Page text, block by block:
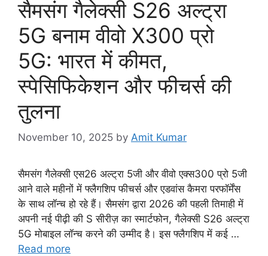
सैमसंग गैलेक्सी S26 अल्ट्रा
5G बनाम वीवो X300 प्रो
5G: भारत में कीमत,
स्पेसिफिकेशन और फीचर्स की
तुलना
November 10, 2025 by Amit Kumar
सैमसंग गैलेक्सी एस26 अल्ट्रा 5जी और वीवो एक्स300 प्रो 5जी
आने वाले महीनों में फ्लैगशिप फीचर्स और एडवांस कैमरा परफॉर्मेंस
के साथ लॉन्च हो रहे हैं। सैमसंग द्वारा 2026 की पहली तिमाही में
अपनी नई पीढ़ी की S सीरीज़ का स्मार्टफोन, गैलेक्सी S26 अल्ट्रा
5G मोबाइल लॉन्च करने की उम्मीद है। इस फ्लैगशिप में कई …
Read more